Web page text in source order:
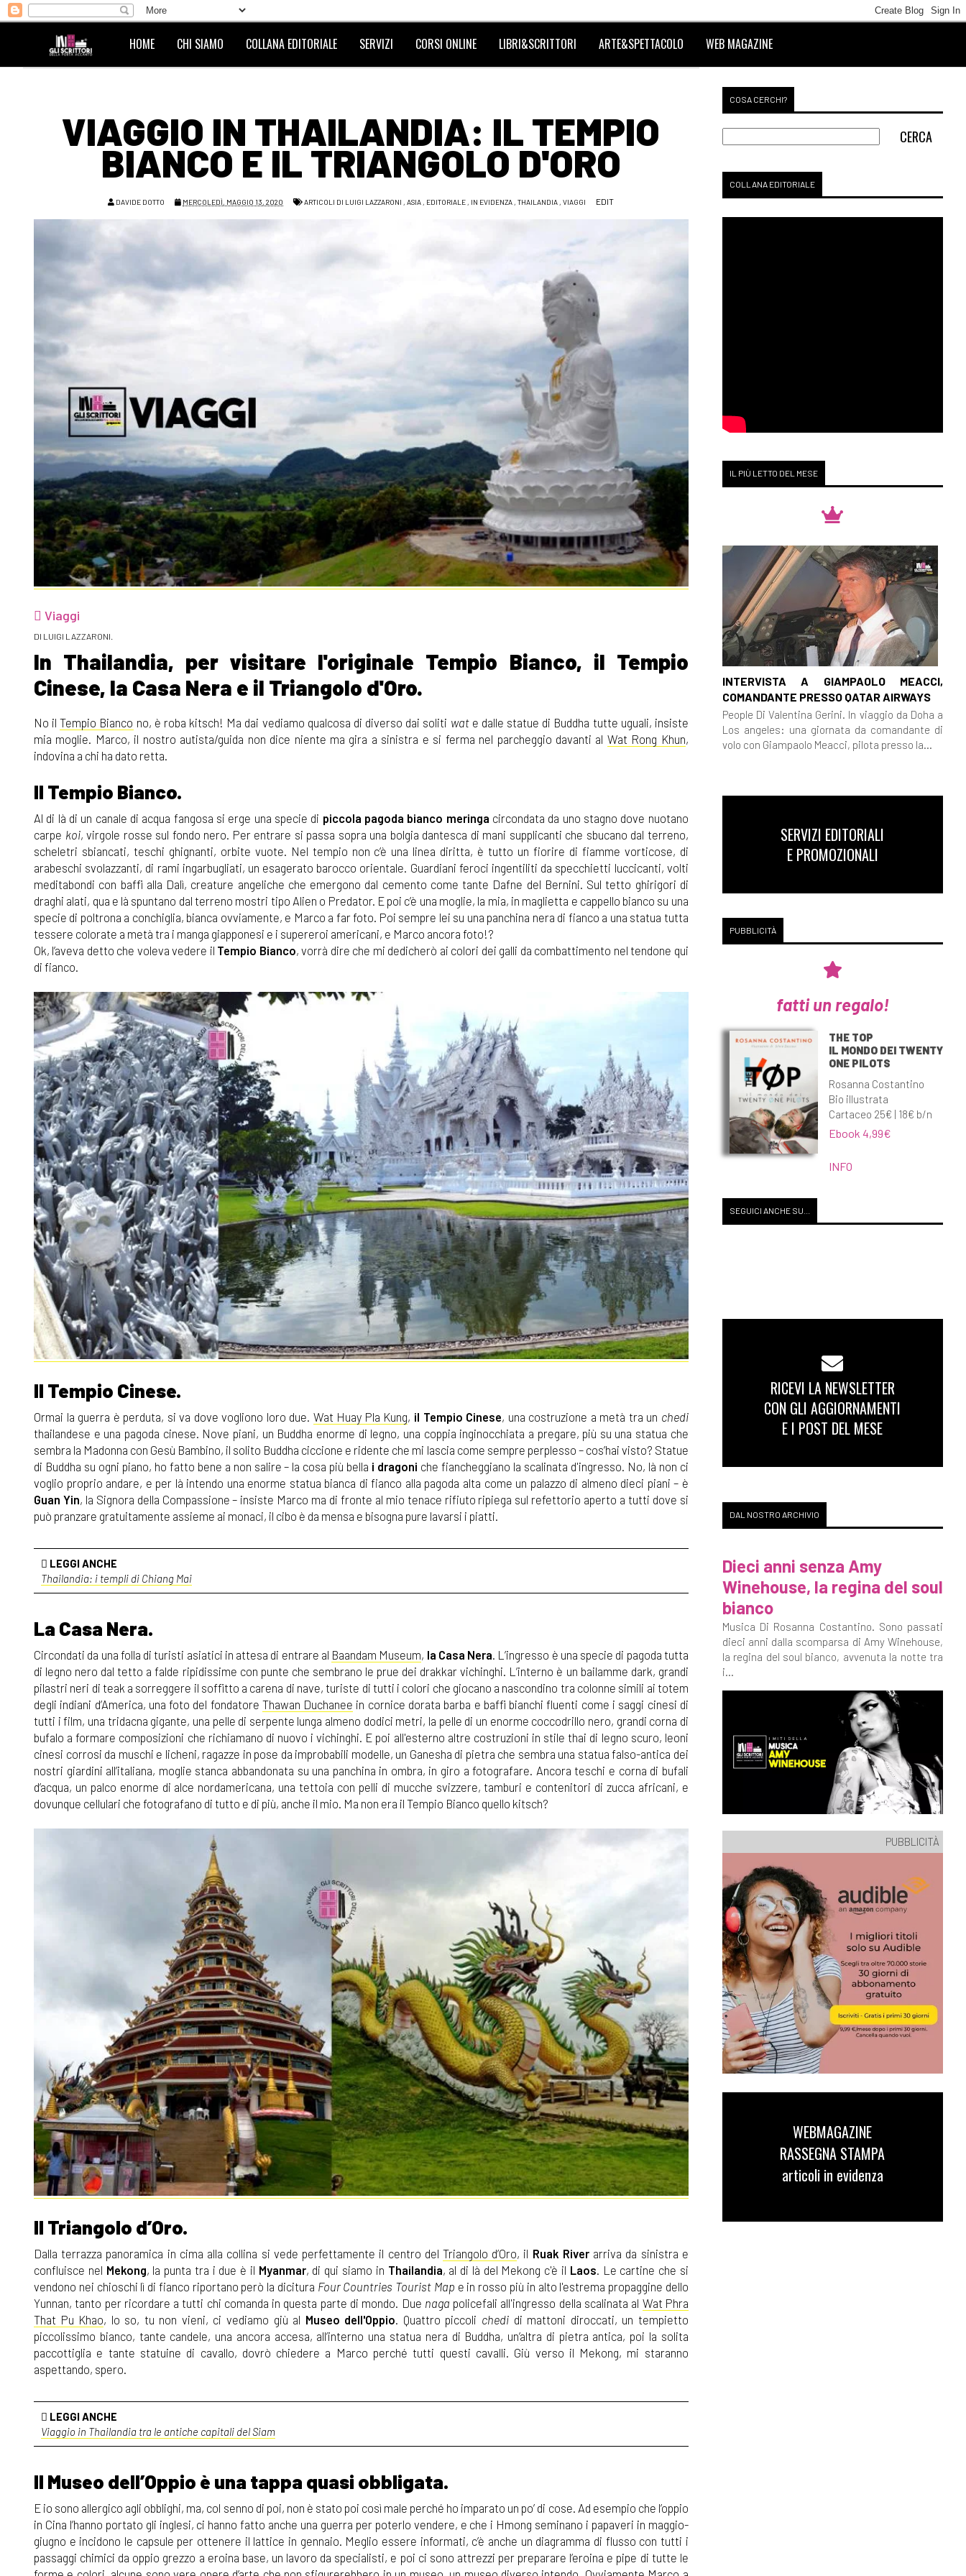
HOME CHI SIAMO COLLANA EDITORIALE SERVIZI CORSI ONLINE LIBRI&SCRITTORI ARTE&SPETTACOLO WEB MAGAZINE
VIAGGIO IN THAILANDIA: IL TEMPIO
BIANCO E IL TRIANGOLO D'ORO
DAVIDE DOTTO MERCOLEDÌ, MAGGIO 13, 2020 ARTICOLI DI LUIGI LAZZARONI ,ASIA , EDITORIALE , IN EVIDENZA ,THAILANDIA ,VIAGGI EDIT
Viaggi
DI LUIGI LAZZARONI.
In Thailandia, per visitare l'originale Tempio Bianco, il Tempio
Cinese, la Casa Nera e il Triangolo d'Oro.
No ilTempio Bianco no, è roba kitsch! Ma dai vediamo qualcosa di diverso dai soliti wat e dalle statue di Buddha tutte uguali, insiste
mia moglie. Marco, il nostro autista/guida non dice niente ma gira a sinistra e si ferma nel parcheggio davanti al Wat Rong Khun,
indovina a chi ha dato retta.
Il Tempio Bianco.
Al di là di un canale di acqua fangosa si erge una specie di piccola pagoda bianco meringa circondata da uno stagno dove nuotano
carpe koi, virgole rosse sul fondo nero. Per entrare si passa sopra una bolgia dantesca di mani supplicanti che sbucano dal terreno,
scheletri sbiancati, teschi ghignanti, orbite vuote. Nel tempio non c’è una linea diritta, è tutto un fiorire di fiamme vorticose, di
arabeschi svolazzanti, di rami ingarbugliati, un esagerato barocco orientale. Guardiani feroci ingentiliti da specchietti luccicanti, volti
meditabondi con baffi alla Dalì, creature angeliche che emergono dal cemento come tante Dafne del Bernini. Sul tetto ghirigori di
draghi alati, qua e là spuntano dal terreno mostri tipo Alien o Predator. E poi c’è una moglie, la mia, in maglietta e cappello bianco su una
specie di poltrona a conchiglia, bianca ovviamente, e Marco a far foto. Poi sempre lei su una panchina nera di fianco a una statua tutta
tessere colorate a metà tra i manga giapponesi e i supereroi americani, e Marco ancora foto!?
Ok, l’aveva detto che voleva vedere il Tempio Bianco, vorrà dire che mi dedicherò ai colori dei galli da combattimento nel tendone qui
di fianco.
Il Tempio Cinese.
Ormai la guerra è perduta, si va dove vogliono loro due. Wat Huay Pla Kung, il Tempio Cinese, una costruzione a metà tra un chedi
thailandese e una pagoda cinese. Nove piani, un Buddha enorme di legno, una coppia inginocchiata a pregare, più su una statua che
sembra la Madonna con Gesù Bambino, il solito Buddha ciccione e ridente che mi lascia come sempre perplesso – cos’hai visto? Statue
di Buddha su ogni piano, ho fatto bene a non salire – la cosa più bella i dragoni che fiancheggiano la scalinata d'ingresso. No, là non ci
voglio proprio andare, e per là intendo una enorme statua bianca di fianco alla pagoda alta come un palazzo di almeno dieci piani – è
Guan Yin, la Signora della Compassione – insiste Marco ma di fronte al mio tenace rifiuto ripiega sul refettorio aperto a tutti dove si
può pranzare gratuitamente assieme ai monaci, il cibo è da mensa e bisogna pure lavarsi i piatti.
LEGGI ANCHE
Thailandia: i templi di Chiang Mai
La Casa Nera.
Circondati da una folla di turisti asiatici in attesa di entrare al Baandam Museum, la Casa Nera. L’ingresso è una specie di pagoda tutta
di legno nero dal tetto a falde ripidissime con punte che sembrano le prue dei drakkar vichinghi. L’interno è un bailamme dark, grandi
pilastri neri di teak a sorreggere il soffitto a carena di nave, turiste di tutti i colori che giocano a nascondino tra colonne simili ai totem
degli indiani d’America, una foto del fondatore Thawan Duchanee in cornice dorata barba e baffi bianchi fluenti come i saggi cinesi di
tutti i film, una tridacna gigante, una pelle di serpente lunga almeno dodici metri, la pelle di un enorme coccodrillo nero, grandi corna di
bufalo a formare composizioni che richiamano di nuovo i vichinghi. E poi all'esterno altre costruzioni in stile thai di legno scuro, leoni
cinesi corrosi da muschi e licheni, ragazze in pose da improbabili modelle, un Ganesha di pietra che sembra una statua falso-antica dei
nostri giardini all’italiana, moglie stanca abbandonata su una panchina in ombra, in giro a fotografare. Ancora teschi e corna di bufali
d’acqua, un palco enorme di alce nordamericana, una tettoia con pelli di mucche svizzere, tamburi e contenitori di zucca africani, e
dovunque cellulari che fotografano di tutto e di più, anche il mio. Ma non era il Tempio Bianco quello kitsch?
Il Triangolo d’Oro.
Dalla terrazza panoramica in cima alla collina si vede perfettamente il centro del Triangolo d’Oro, il Ruak Riverarriva da sinistra e
confluisce nel Mekong, la punta tra i due è il Myanmar, di qui siamo in Thailandia, al di là del Mekong c'è il Laos. Le cartine che si
vendono nei chioschi lì di fianco riportano però la dicitura Four Countries Tourist Map e in rosso più in alto l'estrema propaggine dello
Yunnan, tanto per ricordare a tutti chi comanda in questa parte di mondo. Due naga policefali all'ingresso della scalinata al Wat Phra
That Pu Khao, lo so, tu non vieni, ci vediamo giù al Museo dell'Oppio. Quattro piccoli chedi di mattoni diroccati, un tempietto
piccolissimo bianco, tante candele, una ancora accesa, all’interno una statua nera di Buddha, un’altra di pietra antica, poi la solita
paccottiglia e tante statuine di cavallo, dovrò chiedere a Marco perché tutti questi cavalli. Giù verso il Mekong, mi staranno
aspettando, spero.
LEGGI ANCHE
Viaggio in Thailandia tra le antiche capitali del Siam
Il Museo dell’Oppio è una tappa quasi obbligata.
E io sono allergico agli obblighi, ma, col senno di poi, non è stato poi così male perché ho imparato un po’ di cose. Ad esempio che l’oppio
in Cina l’hanno portato gli inglesi, ci hanno fatto anche una guerra per poterlo vendere, e che i Hmong seminano i papaveri in maggio-
giugno e incidono le capsule per ottenere il lattice in gennaio. Meglio essere informati, c’è anche un diagramma di flusso con tutti i
passaggi chimici da oppio grezzo a eroina base, un lavoro da specialisti, e poi ci sono attrezzi per preparare l’eroina e pipe di tutte le
COSA CERCHI?
COLLANA EDITORIALE
IL PIÙ LETTO DEL MESE
INTERVISTA A GIAMPAOLO MEACCI,
COMANDANTE PRESSO QATAR AIRWAYS
People Di Valentina Gerini. In viaggio da Doha a
Los angeles: una giornata da comandante di
volo con Giampaolo Meacci, pilota presso la...
SERVIZI EDITORIALI
E PROMOZIONALI
PUBBLICITÀ
fatti un regalo!
THE TOP
IL MONDO DEI TWENTY
ONE PILOTS
Rosanna Costantino
Bio illustrata
Cartaceo 25€ | 18€ b/n
Ebook 4,99€
INFO
SEGUICI ANCHE SU...
RICEVI LA NEWSLETTER
CON GLI AGGIORNAMENTI
E I POST DEL MESE
DAL NOSTRO ARCHIVIO
Dieci anni senza Amy
Winehouse, la regina del soul
bianco
Musica Di Rosanna Costantino. Sono passati
dieci anni dalla scomparsa di Amy Winehouse,
la regina del soul bianco, avvenuta la notte tra
i...
PUBBLICITÀ
WEBMAGAZINE
RASSEGNA STAMPA
articoli in evidenza